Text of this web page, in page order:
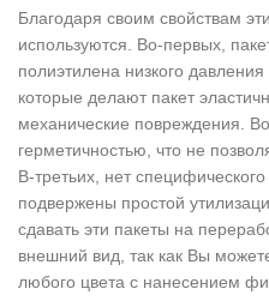
Благодаря своим свойствам
используются. Во-первых,
полиэтилена низкого
которые делают пакет
механические повреждения.
герметичностью, что не
В-третьих, нет
подвержены простой
сдавать эти пакеты на
внешний вид, так как Вы
любого цвета с нанесением